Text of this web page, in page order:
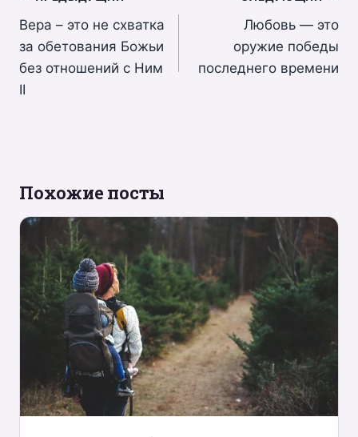
по
записям
Bера – это не схватка
за обетования Божьи
без отношений с Ним
II
Любовь — это
оружие победы
последнего времени
Похожие посты